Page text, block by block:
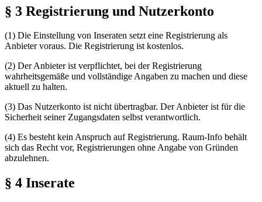
§ 3 Registrierung und Nutzerkonto
(1) Die Einstellung von Inseraten setzt eine Registrierung als
Anbieter voraus. Die Registrierung ist kostenlos.
(2) Der Anbieter ist verpflichtet, bei der Registrierung
wahrheitsgemäße und vollständige Angaben zu machen und diese
aktuell zu halten.
(3) Das Nutzerkonto ist nicht übertragbar. Der Anbieter ist für die
Sicherheit seiner Zugangsdaten selbst verantwortlich.
(4) Es besteht kein Anspruch auf Registrierung. Raum-Info behält
sich das Recht vor, Registrierungen ohne Angabe von Gründen
abzulehnen.
§ 4 Inserate